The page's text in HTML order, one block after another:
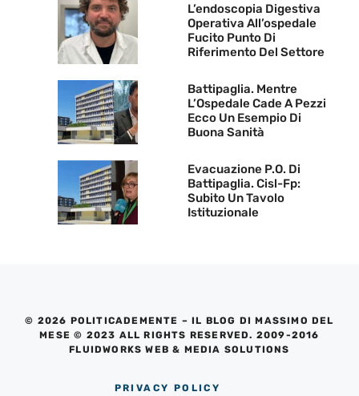
L’endoscopia Digestiva
Operativa All’ospedale
Fucito Punto Di
Riferimento Del Settore
Battipaglia. Mentre
L’Ospedale Cade A Pezzi
Ecco Un Esempio Di
Buona Sanità
Evacuazione P.O. Di
Battipaglia. Cisl-Fp:
Subito Un Tavolo
Istituzionale
© 2026 POLITICADEMENTE – IL BLOG DI MASSIMO DEL
MESE © 2023 ALL RIGHTS RESERVED. 2009-2016
FLUIDWORKS WEB & MEDIA SOLUTIONS
PRIVACY POLICY